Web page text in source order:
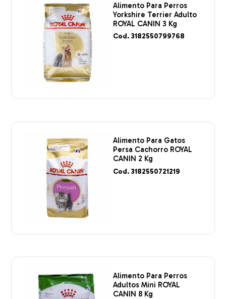
Alimento Para Perros
Yorkshire Terrier Adulto
ROYAL CANIN 3 Kg
Cod. 3182550799768
Alimento Para Gatos
Persa Cachorro ROYAL
CANIN 2 Kg
Cod. 3182550721219
Alimento Para Perros
Adultos Mini ROYAL
CANIN 8 Kg